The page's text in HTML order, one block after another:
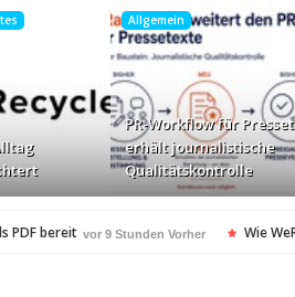
Allgemein
PR-Workflow für
erhält journalistische
Qualitätskontrolle
PDF bereit vor 9 Stunden Vorher Wie